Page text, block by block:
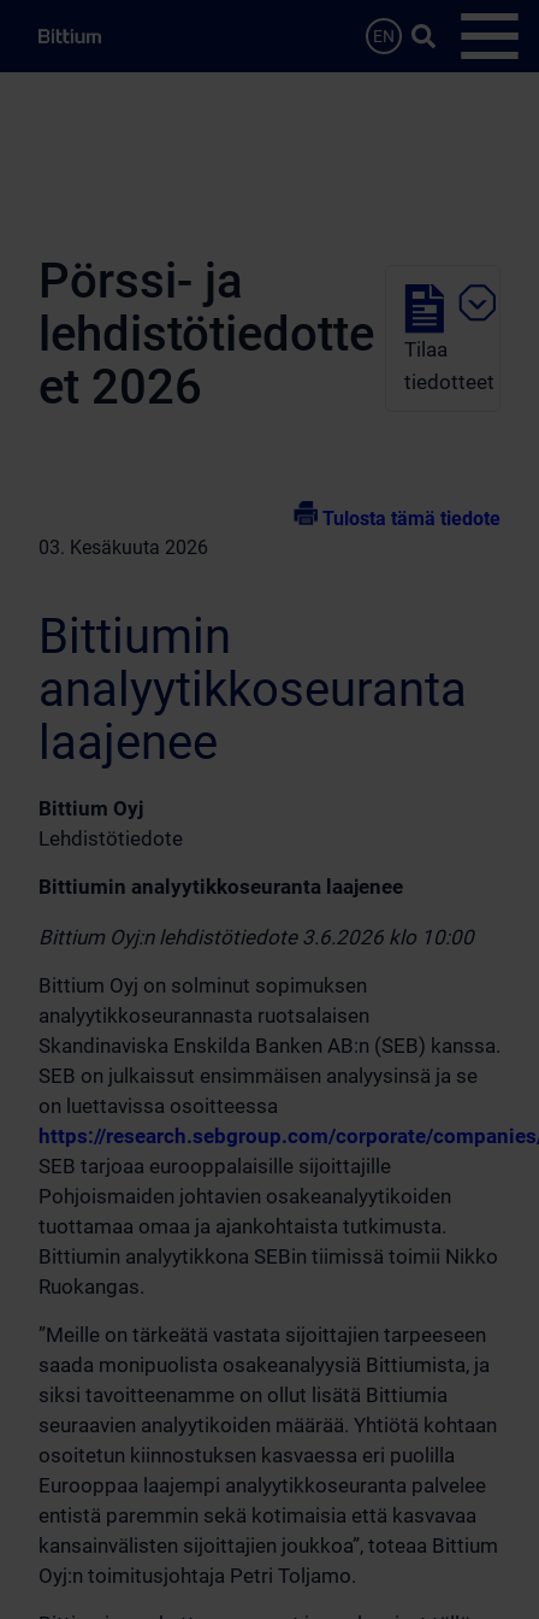
EN
Hae…
Avaa
Pörssi- ja
lehdistötiedotte
et 2026
Tilaa
tiedotteet
Tulosta tämä tiedote
03. Kesäkuuta 2026
Bittiumin
analyytikkoseuranta
laajenee
Bittium Oyj
Lehdistötiedote
Bittiumin analyytikkoseuranta laajenee
Bittium Oyj:n lehdistötiedote 3.6.2026 klo 10:00
Bittium Oyj on solminut sopimuksen
analyytikkoseurannasta ruotsalaisen
Skandinaviska Enskilda Banken AB:n (SEB) kanssa.
SEB on julkaissut ensimmäisen analyysinsä ja se
on luettavissa osoitteessa
https://research.sebgroup.com/corporate/
SEB tarjoaa eurooppalaisille sijoittajille
Pohjoismaiden johtavien osakeanalyytikoiden
tuottamaa omaa ja ajankohtaista tutkimusta.
Bittiumin analyytikkona SEBin tiimissä toimii Nikko
Ruokangas.
”Meille on tärkeätä vastata sijoittajien tarpeeseen
saada monipuolista osakeanalyysiä Bittiumista, ja
siksi tavoitteenamme on ollut lisätä Bittiumia
seuraavien analyytikoiden määrää. Yhtiötä kohtaan
osoitetun kiinnostuksen kasvaessa eri puolilla
Eurooppaa laajempi analyytikkoseuranta palvelee
entistä paremmin sekä kotimaisia että kasvavaa
kansainvälisten sijoittajien joukkoa”, toteaa Bittium
Oyj:n toimitusjohtaja Petri Toljamo.